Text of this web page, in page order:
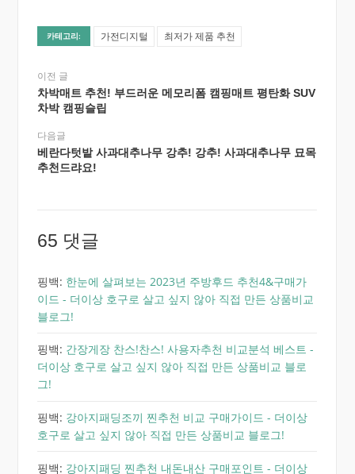
카테고리: 가전디지털 최저가 제품 추천
이전 글
차박매트 추천! 부드러운 메모리폼 캠핑매트 평탄화 SUV
차박 캠핑슬립
다음글
베란다텃밭 사과대추나무 강추! 강추! 사과대추나무 묘목
추천드랴요!
65 댓글
핑백: 한눈에 살펴보는 2023년 주방후드 추천4&구매가
이드 - 더이상 호구로 살고 싶지 않아 직접 만든 상품비교
블로그!
핑백: 간장게장 찬스!찬스! 사용자추천 비교분석 베스트 -
더이상 호구로 살고 싶지 않아 직접 만든 상품비교 블로
그!
핑백: 강아지패딩조끼 찐추천 비교 구매가이드 - 더이상
호구로 살고 싶지 않아 직접 만든 상품비교 블로그!
핑백: 강아지패딩 찐추천 내돈내산 구매포인트 - 더이상